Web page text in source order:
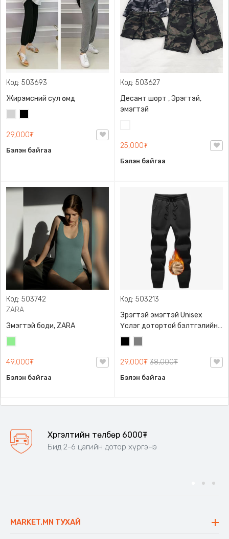
Код: 503693
Жирэмсний сул өмд
29,000₮
Бэлэн байгаа
Код: 503627
Десант шорт , Эрэгтэй,
эмэгтэй
25,000₮
Бэлэн байгаа
Код: 503742
ZARA
Эмэгтэй боди, ZARA
49,000₮
Бэлэн байгаа
Код: 503213
Эрэгтэй эмэгтэй Unisex
Үслэг дотортой бэлтгэлийн
өмд,
29,000₮ 38,000₮
Бэлэн байгаа
Хүргэлтийн төлбөр 6000₮
Бид 2-6 цагийн дотор хүргэнэ
MARKET.MN ТУХАЙ